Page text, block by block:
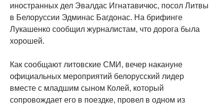
иностранных дел Эвалдас Игнатавичюс, посол Литвы
в Белоруссии Эдминас Багдонас. На брифинге
Лукашенко сообщил журналистам, что дорога была
хорошей.
Как сообщают литовские СМИ, вечер накануне
официальных мероприятий белорусский лидер
вместе с младшим сыном Колей, который
сопровождает его в поездке, провел в одном из